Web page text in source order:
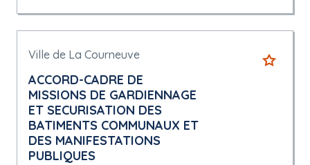
Ville de La Courneuve
ACCORD-CADRE DE
MISSIONS DE GARDIENNAGE
ET SECURISATION DES
BATIMENTS COMMUNAUX ET
DES MANIFESTATIONS
PUBLIQUES